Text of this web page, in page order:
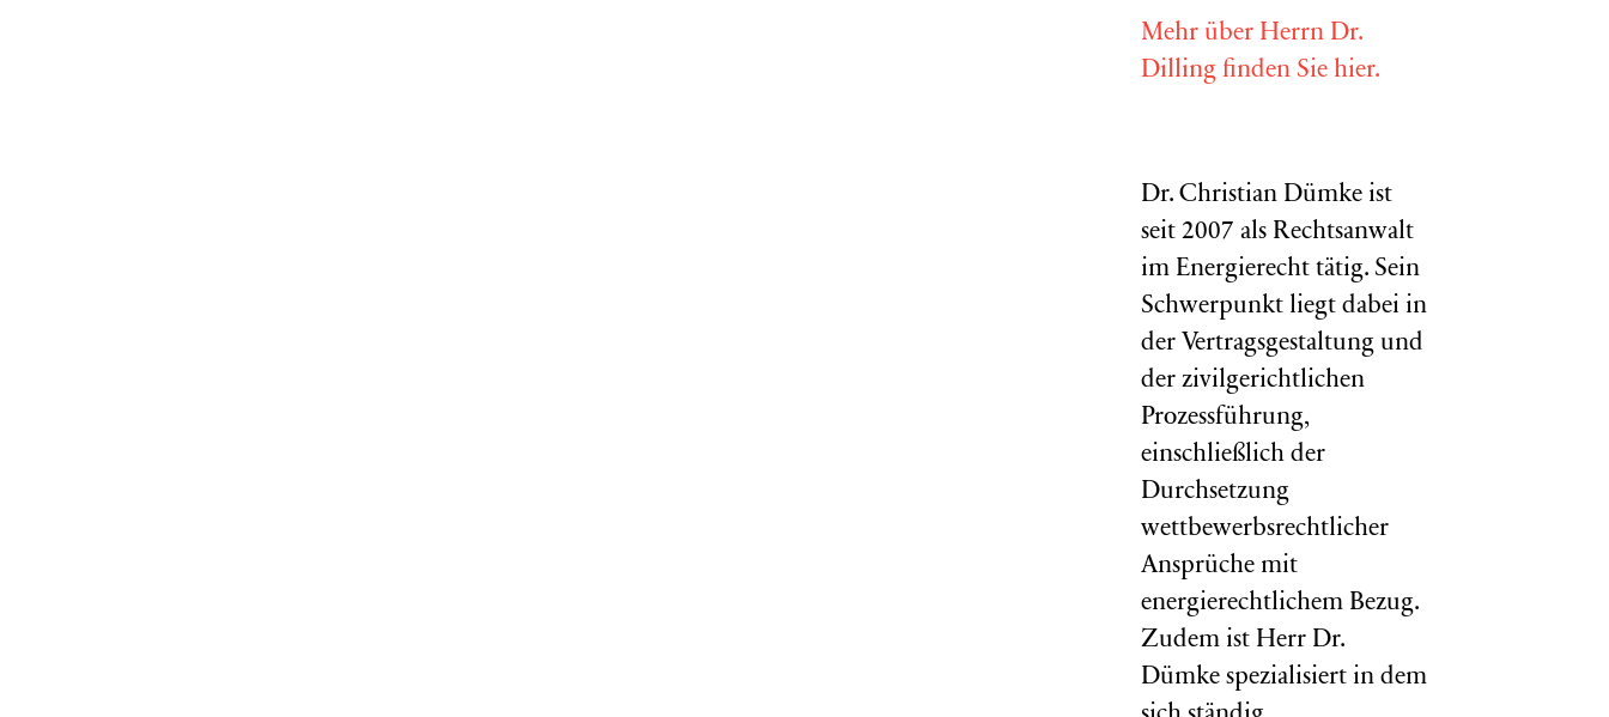
Mehr über Herrn Dr.
Dilling finden Sie hier.
Dr. Christian Dümke ist
seit 2007 als Rechtsanwalt
im Energierecht tätig. Sein
Schwerpunkt liegt dabei in
der Vertragsgestaltung und
der zivilgerichtlichen
Prozessführung,
einschließlich der
Durchsetzung
wettbewerbsrechtlicher
Ansprüche mit
energierechtlichem Bezug.
Zudem ist Herr Dr.
Dümke spezialisiert in dem